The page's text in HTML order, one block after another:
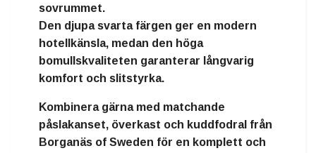
sovrummet.
Den djupa svarta färgen ger en modern
hotellkänsla, medan den höga
bomullskvaliteten garanterar långvarig
komfort och slitstyrka.
Kombinera gärna med matchande
påslakanset, överkast och kuddfodral från
Borganäs of Sweden för en komplett och